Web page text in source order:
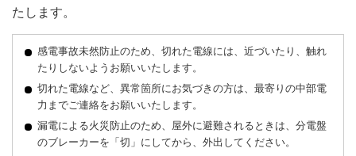
たします。
感電事故未然防止のため、切れた電線には、近づいたり、触れ
たりしないようお願いいたします。
切れた電線など、異常箇所にお気づきの方は、最寄りの中部電
力までご連絡をお願いいたします。
漏電による火災防止のため、屋外に避難されるときは、分電盤
のブレーカーを「切」にしてから、外出してください。